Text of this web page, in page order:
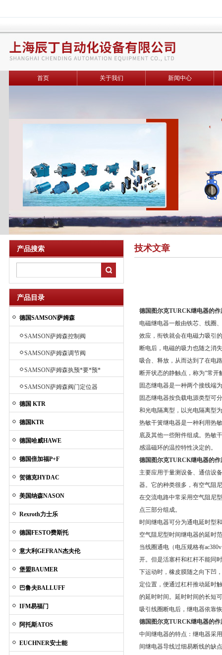
首页 关于我们 新闻中心
产品搜索
产品目录
德国SAMSON萨姆森
SAMSON萨姆森控制阀
SAMSON萨姆森调节阀
SAMSON萨姆森执预*要*预*
要*预*要*预*要*预*要*预先
进要先进行器
SAMSON萨姆森阀门定位器
德国 KTR
德国KTR
德国哈威HAWE
德国倍加福P+F
贺德克HYDAC
美国纳森NASON
Rexroth力士乐
德国FESTO费斯托
意大利GEFRAN杰夫伦
堡盟BAUMER
巴鲁夫BALLUFF
IFM易福门
阿托斯ATOS
EUCHNER安士能
技术文章
德国 图尔克TURCK继电器的作
电磁继电器一般由铁芯、线圈
效应，衔铁就会在电磁力吸引
断电后，电磁的吸力也随之消
吸合、释放，从而达到了在电
断开状态的静触点，称为“常开
固态继电器是一种两个接线端
固态继电器按负载电源类型可
和光电隔离型，以光电隔离型
热敏干簧继电器是一种利用热
底及其他一些附件组成。热敏
感温磁环的温控特性决定的。
德国图尔克TURCK继电器的作
主要应用于量测设备、通信设
器。它的种类很多，有空气阻
在交流电路中常采用空气阻尼
点三部分组成。
时间继电器可分为通电延时型
空气阻尼型时间继电器的延时
当线圈通电（电压规格有
开。但是活塞杆和杠杆不能同
下运动时，橡皮膜随之向下凹
定位置，便通过杠杆推动延时
的延时时间。延时时间的长短
吸引线圈断电后，继电器依靠
德国 图尔克TURCK继电器的作
中间继电器的特点：继电器采
间继电器导线过细易断线的缺